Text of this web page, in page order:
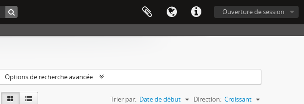
Ouverture de session
Options de recherche avancée
Trier par: Date de début Direction: Croissant